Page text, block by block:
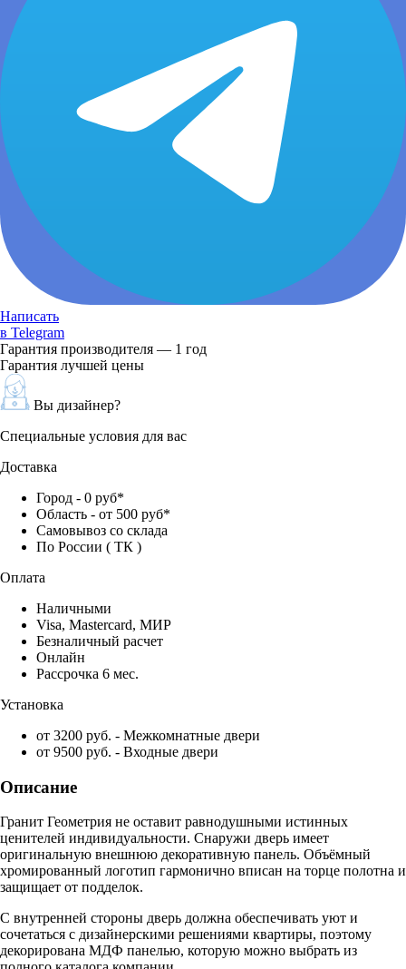
Написать
в Telegram
Гарантия производителя — 1 год
Гарантия лучшей цены
Вы дизайнер?
Специальные условия для вас
Доставка
Город - 0 руб*
Область - от 500 руб*
Самовывоз со склада
По России ( ТК )
Оплата
Наличными
Visa, Mastercard, МИР
Безналичный расчет
Онлайн
Рассрочка 6 мес.
Установка
от 3200 руб. - Межкомнатные двери
от 9500 руб. - Входные двери
Описание
Гранит Геометрия не оставит равнодушными истинных
ценителей индивидуальности. Снаружи дверь имеет
оригинальную внешнюю декоративную панель. Объёмный
хромированный логотип гармонично вписан на торце полотна и
защищает от подделок.
С внутренней стороны дверь должна обеспечивать уют и
сочетаться с дизайнерскими решениями квартиры, поэтому
декорирована МДФ панелью, которую можно выбрать из